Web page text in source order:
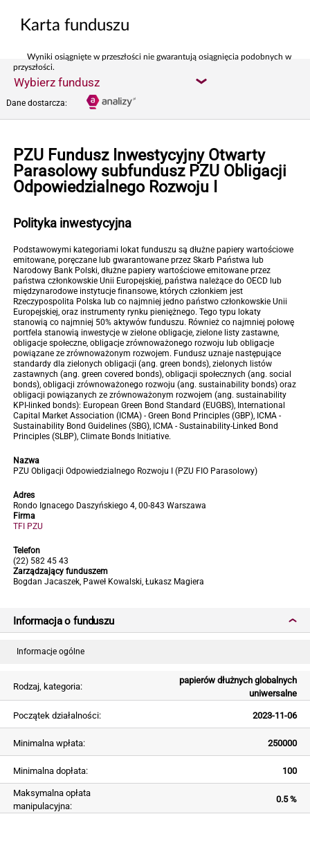
Karta funduszu
Wyniki osiągnięte w przeszłości nie gwarantują osiągnięcia podobnych w
przyszłości.
Wybierz fundusz
Dane dostarcza:
PZU Fundusz Inwestycyjny Otwarty
Parasolowy subfundusz PZU Obligacji
Odpowiedzialnego Rozwoju I
Polityka inwestycyjna
Podstawowymi kategoriami lokat funduszu są dłużne papiery wartościowe
emitowane, poręczane lub gwarantowane przez Skarb Państwa lub
Narodowy Bank Polski, dłużne papiery wartościowe emitowane przez
państwa członkowskie Unii Europejskiej, państwa należące do OECD lub
międzynarodowe instytucje finansowe, których członkiem jest
Rzeczypospolita Polska lub co najmniej jedno państwo członkowskie Unii
Europejskiej, oraz instrumenty rynku pieniężnego. Tego typu lokaty
stanowią co najmniej 50% aktywów funduszu. Również co najmniej połowę
portfela stanowią inwestycje w zielone obligacje, zielone listy zastawne,
obligacje społeczne, obligacje zrównoważonego rozwoju lub obligacje
powiązane ze zrównoważonym rozwojem. Fundusz uznaje następujące
standardy dla zielonych obligacji (ang. green bonds), zielonych listów
zastawnych (ang. green covered bonds), obligacji społecznych (ang. social
bonds), obligacji zrównoważonego rozwoju (ang. sustainability bonds) oraz
obligacji powiązanych ze zrównoważonym rozwojem (ang. sustainability
KPI-linked bonds): European Green Bond Standard (EUGBS), International
Capital Market Association (ICMA) - Green Bond Principles (GBP), ICMA -
Sustainability Bond Guidelines (SBG), ICMA - Sustainability-Linked Bond
Principles (SLBP), Climate Bonds Initiative.
Nazwa
PZU Obligacji Odpowiedzialnego Rozwoju I (PZU FIO Parasolowy)
Adres
Rondo Ignacego Daszyńskiego 4, 00-843 Warszawa
Firma
TFI PZU
Telefon
(22) 582 45 43
Zarządzający funduszem
Bogdan Jacaszek, Paweł Kowalski, Łukasz Magiera
Informacja o funduszu
Informacje ogólne
Rodzaj, kategoria:
papierów dłużnych globalnych
uniwersalne
Początek działalności: 2023-11-06
Minimalna wpłata: 250000
Minimalna dopłata: 100
Maksymalna opłata
manipulacyjna:
0.5 %